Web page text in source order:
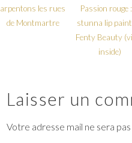
arpentons les rues
de Montmartre
Passion rouge
stunna lip
Fenty Beauty
inside)
Laisser un
Votre adresse mail ne sera